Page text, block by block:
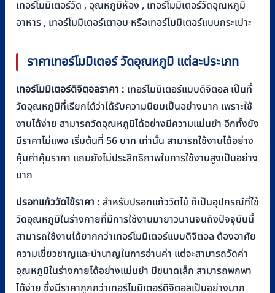
เทอร์โมมิเตอร์วัด , อุณหภูมิห้อง , เทอร์โมมิเตอร์วัดอุณหภูมิ
อาหาร , เทอร์โมมิเตอร์เตาอบ หรือเทอร์โมมิเตอร์แบบกระเปาะ
ราคาเทอร์โมมิเตอร์ วัดอุณหภูมิ แต่ละประเภท
เทอร์โมมิเตอร์ดิจิตอลราคา : เทอร์โมมิเตอร์แบบดิจิตอล เป็นที่
วัดอุณหภูมิที่เรียกได้ว่าได้รับความนิยมเป็นอย่างมาก เพราะใช้
งานได้ง่าย สามารถวัดอุณหภูมิได้อย่างมีความแม่นยำ อีกทั้งยัง
มีราคาไม่แพง เริ่มต้นที่ 56 บาท เท่านั้น สามารถใช้งานได้อย่าง
คุ้มค่าคุ้มราคา แถมยังไม่ประสิทธิภาพในการใช้งานสูงเป็นอย่าง
มาก
ปรอทแก้ววัดไข้ราคา : สำหรับปรอทแก้ววัดไข้ ก็เป็นอุปกรณ์ที่ใช้
วัดอุณหภูมิในร่างกายที่มีการใช้งานมายาวนานจนถึงปัจจุบันนี้
สามารถใช้งานได้ยากกว่าเทอร์โมมิเตอร์แบบดิจิตอล ต้องอาศัย
ความเชี่ยวชาญและนำนาญในการอ่านค่า แต่จะสามารถวัดค่า
อุณหภูมิในร่างกายได้อย่างแม่นยำ มีขนาดเล็ก สามารถพกพา
ได้ง่าย ซึ่งมีราคาถูกกว่าเทอร์โมมิเตอร์ดิจิตอลเป็นอย่างมาก